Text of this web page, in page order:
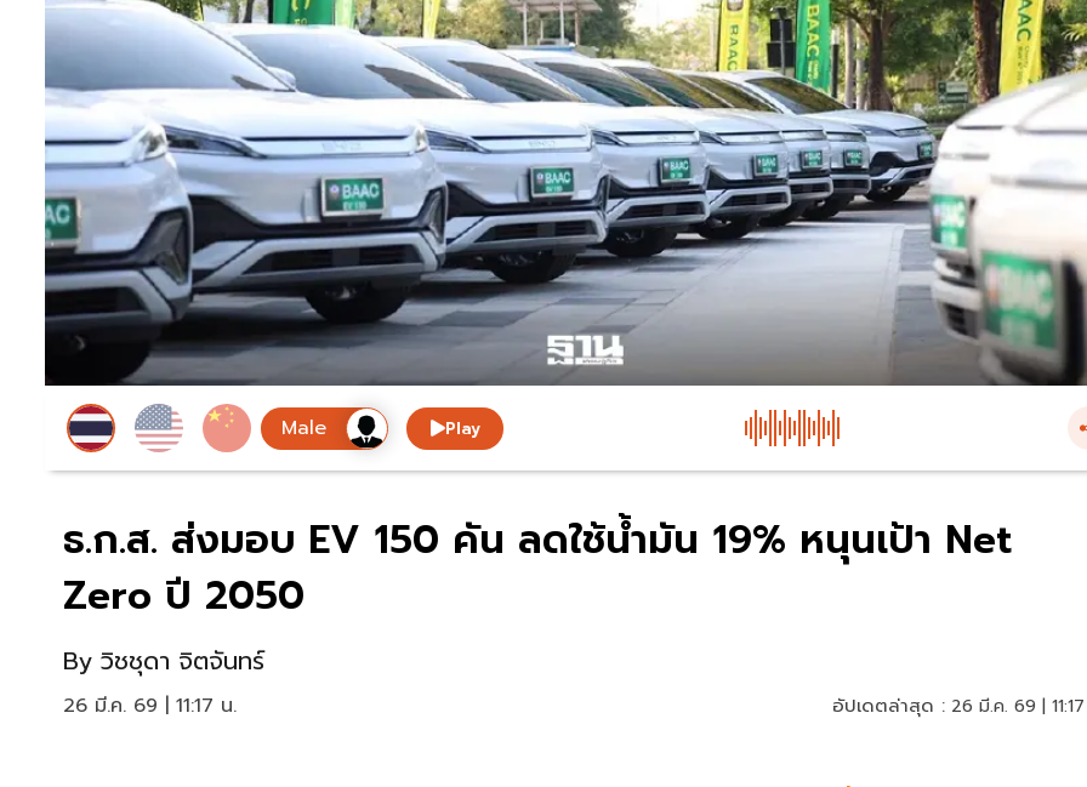
Play
ธ.ก.ส. ส่งมอบ EV 150 คัน ลดใช้น้ำมัน 19% หนุนเป้า Net
Zero ปี 2050
By วิชชุดา จิตจันทร์
26 มี.ค. 69 | 11:17 น. อัปเดตล่าสุด : 26 มี.ค. 69 |